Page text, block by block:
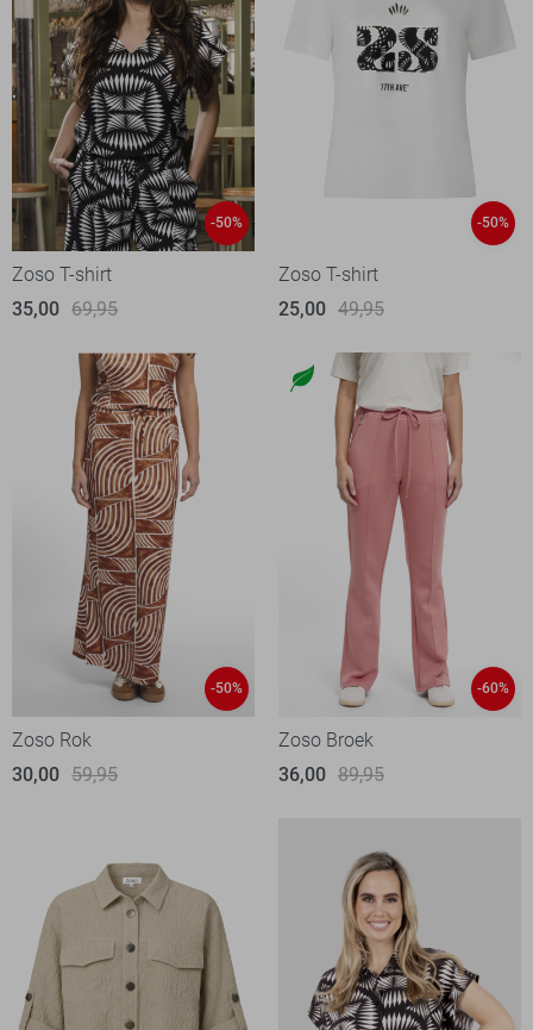
-50%
Zoso T-shirt
35,00 69,95
-50%
Zoso T-shirt
25,00 49,95
-50%
Zoso Rok
30,00 59,95
-60%
Zoso Broek
36,00 89,95